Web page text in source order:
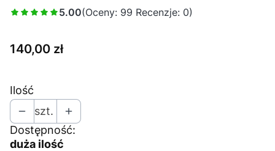
5.00(Oceny: 99 Recenzje: 0)
Cena
140,00 zł
Ilość
szt.
Dostępność:
duża ilość